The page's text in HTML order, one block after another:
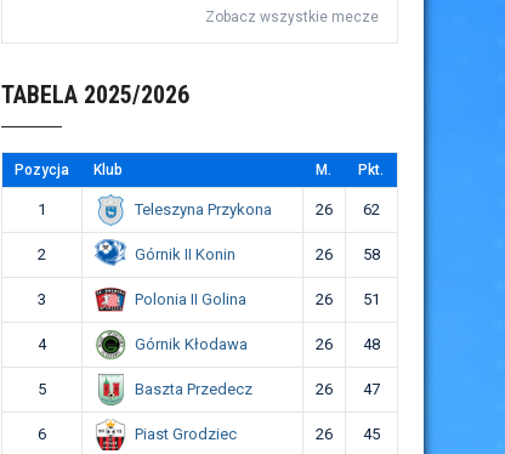
Zobacz wszystkie mecze
TABELA 2025/2026
Pozycja Klub M. Pkt.
1 Teleszyna Przykona 26 62
2 Górnik II Konin 26 58
3 Polonia II Golina 26 51
4 Górnik Kłodawa 26 48
5 Baszta Przedecz 26 47
6 Piast Grodziec 26 45